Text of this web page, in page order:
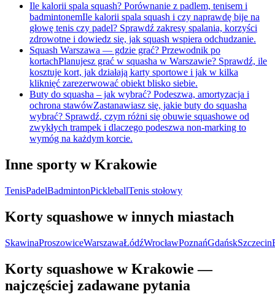
Ile kalorii spala squash? Porównanie z padlem, tenisem i
badmintonemIle kalorii spala squash i czy naprawdę bije na
głowę tenis czy padel? Sprawdź zakresy spalania, korzyści
zdrowotne i dowiedz się, jak squash wspiera odchudzanie.
Squash Warszawa — gdzie grać? Przewodnik po
kortachPlanujesz grać w squasha w Warszawie? Sprawdź, ile
kosztuje kort, jak działają karty sportowe i jak w kilka
kliknięć zarezerwować obiekt blisko siebie.
Buty do squasha – jak wybrać? Podeszwa, amortyzacja i
ochrona stawówZastanawiasz się, jakie buty do squasha
wybrać? Sprawdź, czym różni się obuwie squashowe od
zwykłych trampek i dlaczego podeszwa non-marking to
wymóg na każdym korcie.
Inne sporty w Krakowie
TenisPadelBadmintonPickleballTenis stołowy
Korty squashowe w innych miastach
SkawinaProszowiceWarszawaŁódźWrocławPoznańGdańskSzczecin
Korty squashowe w Krakowie —
najczęściej zadawane pytania